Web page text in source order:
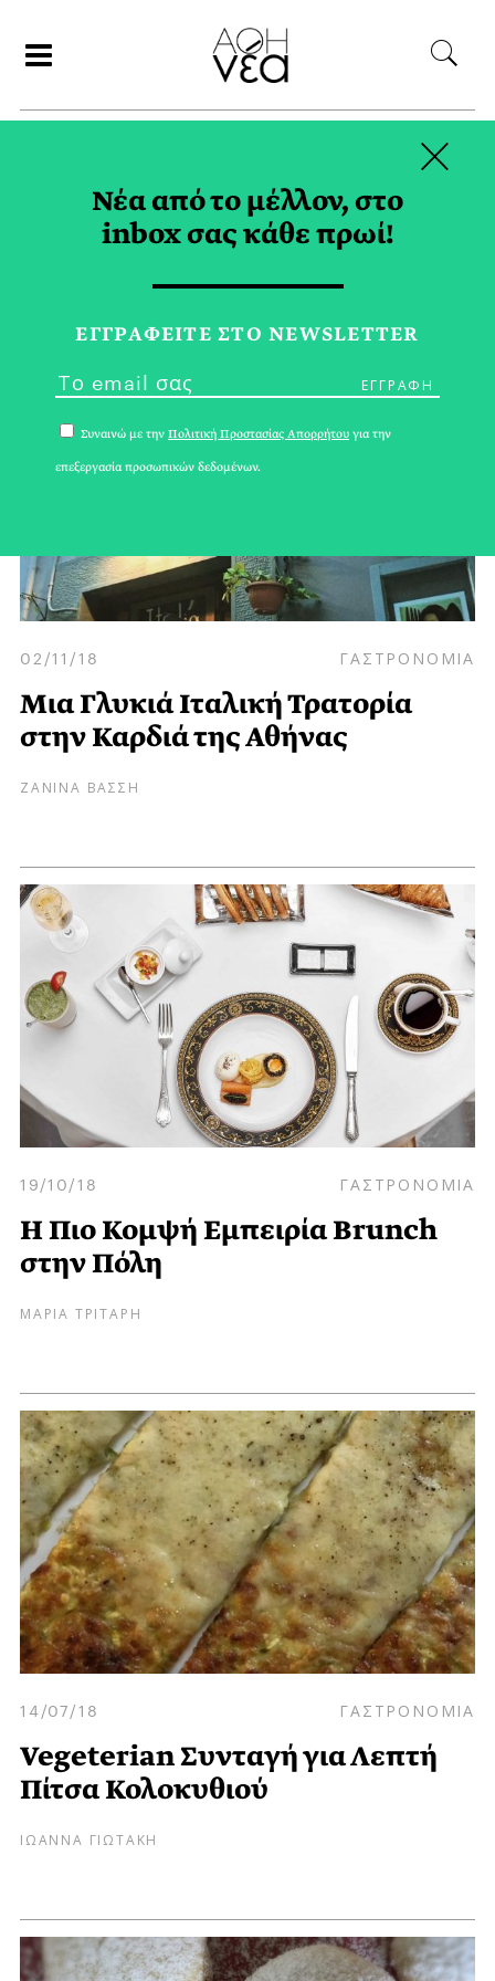
ΦΑΓΗΤΟ TAG
02/11/18 ΓΑΣΤΡΟΝΟΜΙΑ
Μια Γλυκιά Ιταλική Τρατορία
στην Καρδιά της Αθήνας
ΖΑΝΙΝΑ ΒΑΣΣΗ
19/10/18 ΓΑΣΤΡΟΝΟΜΙΑ
Η Πιο Κομψή Εμπειρία Brunch
στην Πόλη
ΜΑΡΙΑ ΤΡΙΤΑΡΗ
14/07/18 ΓΑΣΤΡΟΝΟΜΙΑ
Vegeterian Συνταγή για Λεπτή
Πίτσα Κολοκυθιού
ΙΩΑΝΝΑ ΓΙΩΤΑΚΗ
Νέα από το μέλλον, στο
inbox σας κάθε πρωί!
ΕΓΓPΑΦΕΙΤΕ ΣΤΟ NEWSLETTER
Συναινώ με την Πολιτική Προστασίας Απορρήτου για την
επεξεργασία προσωπικών δεδομένων.
×